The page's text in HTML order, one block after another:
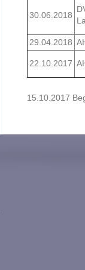
30.06.2018
29.04.2018
22.10.2017
15.10.2017